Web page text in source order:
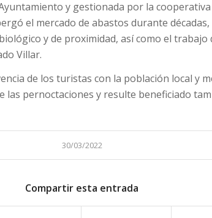
y gestionada por la cooperativa
el mercado de abastos durante
y de proximidad, así como el
Villar.
de los turistas con la población local y
las pernoctaciones y resulte beneficiado
30/03/2022
Compartir esta entrada